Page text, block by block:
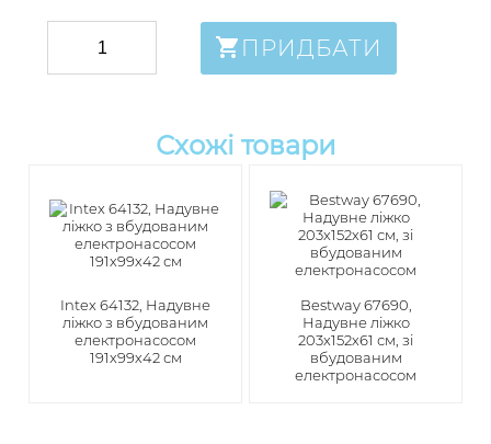
ПРИДБАТИ
Схожі товари
Intex 64132, Надувне
ліжко з вбудованим
електронасосом
191х99х42 см
Bestway 67690,
Надувне ліжко
203х152х61 см, зі
вбудованим
електронасосом